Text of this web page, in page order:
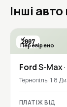
Інші
2007
Перевірено
FordS-Max
Тернопіль 1.8
ПЛАТІЖ ВІД